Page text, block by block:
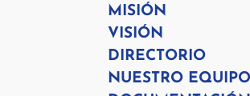
MISIÓN
VISIÓN
DIRECTORIO
NUESTRO EQUIPO